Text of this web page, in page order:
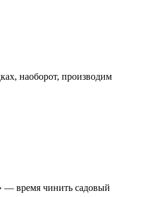
наоборот, производим
— время чинить садовый